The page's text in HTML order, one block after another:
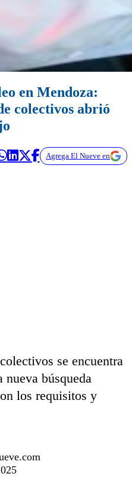
en Mendoza:
colectivos abrió
Agrega El Nueve en
se encuentra
nueva búsqueda
los requisitos y